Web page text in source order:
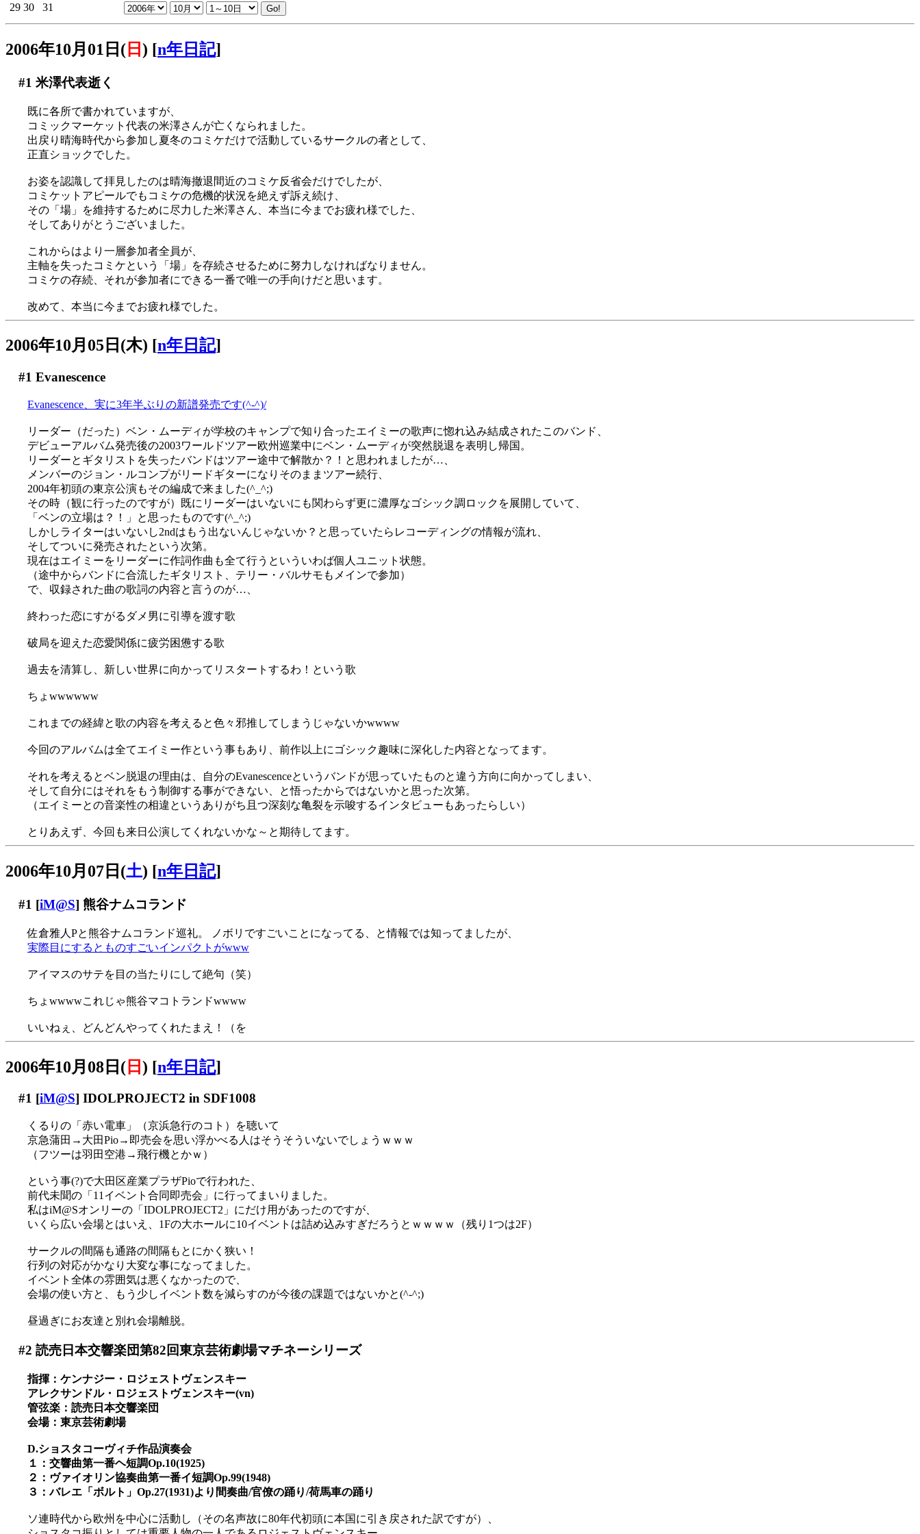
29 30 31
2006年10月01日( 日 ) [n年日記]
#1 米澤代表逝く
既に各所で書かれていますが、
コミックマーケット代表の米澤さんが亡くなられました。
出戻り晴海時代から参加し夏冬のコミケだけで活動しているサークルの者として、
正直ショックでした。
お姿を認識して拝見したのは晴海撤退間近のコミケ反省会だけでしたが、
コミケットアピールでもコミケの危機的状況を絶えず訴え続け、
その「場」を維持するために尽力した米澤さん、本当に今までお疲れ様でした、
そしてありがとうございました。
これからはより一層参加者全員が、
主軸を失ったコミケという「場」を存続させるために努力しなければなりません。
コミケの存続、それが参加者にできる一番で唯一の手向けだと思います。
改めて、本当に今までお疲れ様でした。
2006年10月05日(木) [n年日記]
#1 Evanescence
Evanescence、実に3年半ぶりの新譜発売です(^-^)/
リーダー（だった）ベン・ムーディが学校のキャンプで知り合ったエイミーの歌声に惚れ込み結成されたこのバンド、
デビューアルバム発売後の2003ワールドツアー欧州巡業中にベン・ムーディが突然脱退を表明し帰国。
リーダーとギタリストを失ったバンドはツアー途中で解散か？！と思われましたが…、
メンバーのジョン・ルコンプがリードギターになりそのままツアー続行、
2004年初頭の東京公演もその編成で来ました(^_^;)
その時（観に行ったのですが）既にリーダーはいないにも関わらず更に濃厚なゴシック調ロックを展開していて、
「ベンの立場は？！」と思ったものです(^_^;)
しかしライターはいないし2ndはもう出ないんじゃないか？と思っていたらレコーディングの情報が流れ、
そしてついに発売されたという次第。
現在はエイミーをリーダーに作詞作曲も全て行うといういわば個人ユニット状態。
（途中からバンドに合流したギタリスト、テリー・バルサモもメインで参加）
で、収録された曲の歌詞の内容と言うのが…、
終わった恋にすがるダメ男に引導を渡す歌
破局を迎えた恋愛関係に疲労困憊する歌
過去を清算し、新しい世界に向かってリスタートするわ！という歌
ちょwwwwww
これまでの経緯と歌の内容を考えると色々邪推してしまうじゃないかwwww
今回のアルバムは全てエイミー作という事もあり、前作以上にゴシック趣味に深化した内容となってます。
それを考えるとベン脱退の理由は、自分のEvanescenceというバンドが思っていたものと違う方向に向かってしまい、
そして自分にはそれをもう制御する事ができない、と悟ったからではないかと思った次第。
（エイミーとの音楽性の相違というありがち且つ深刻な亀裂を示唆するインタビューもあったらしい）
とりあえず、今回も来日公演してくれないかな～と期待してます。
2006年10月07日(土) [n年日記]
#1 [iM@S] 熊谷ナムコランド
佐倉雅人Pと熊谷ナムコランド巡礼。 ノボリですごいことになってる、と情報では知ってましたが、
実際目にするとものすごいインパクトがwww
アイマスのサテを目の当たりにして絶句（笑）
ちょwwwwこれじゃ熊谷マコトランドwwww
いいねぇ、どんどんやってくれたまえ！（を
2006年10月08日( 日 ) [n年日記]
#1 [iM@S] IDOLPROJECT2 in SDF1008
くるりの「赤い電車」（京浜急行のコト）を聴いて
京急蒲田→大田Pio→即売会を思い浮かべる人はそうそういないでしょうｗｗｗ
（フツーは羽田空港→飛行機とかｗ）
という事(?)で大田区産業プラザPioで行われた、
前代未聞の「11イベント合同即売会」に行ってまいりました。
私はiM@Sオンリーの「IDOLPROJECT2」にだけ用があったのですが、
いくら広い会場とはいえ、1Fの大ホールに10イベントは詰め込みすぎだろうとｗｗｗｗ（残り1つは2F）
サークルの間隔も通路の間隔もとにかく狭い！
行列の対応がかなり大変な事になってました。
イベント全体の雰囲気は悪くなかったので、
会場の使い方と、もう少しイベント数を減らすのが今後の課題ではないかと(^-^;)
昼過ぎにお友達と別れ会場離脱。
#2 読売日本交響楽団第82回東京芸術劇場マチネーシリーズ
指揮：ケンナジー・ロジェストヴェンスキー
アレクサンドル・ロジェストヴェンスキー(vn)
管弦楽：読売日本交響楽団
会場：東京芸術劇場
D.ショスタコーヴィチ作品演奏会
１：交響曲第一番ヘ短調Op.10(1925)
２：ヴァイオリン協奏曲第一番イ短調Op.99(1948)
３：バレエ「ボルト」Op.27(1931)より間奏曲/官僚の踊り/荷馬車の踊り
ソ連時代から欧州を中心に活動し（その名声故に80年代初頭に本国に引き戻された訳ですが）、